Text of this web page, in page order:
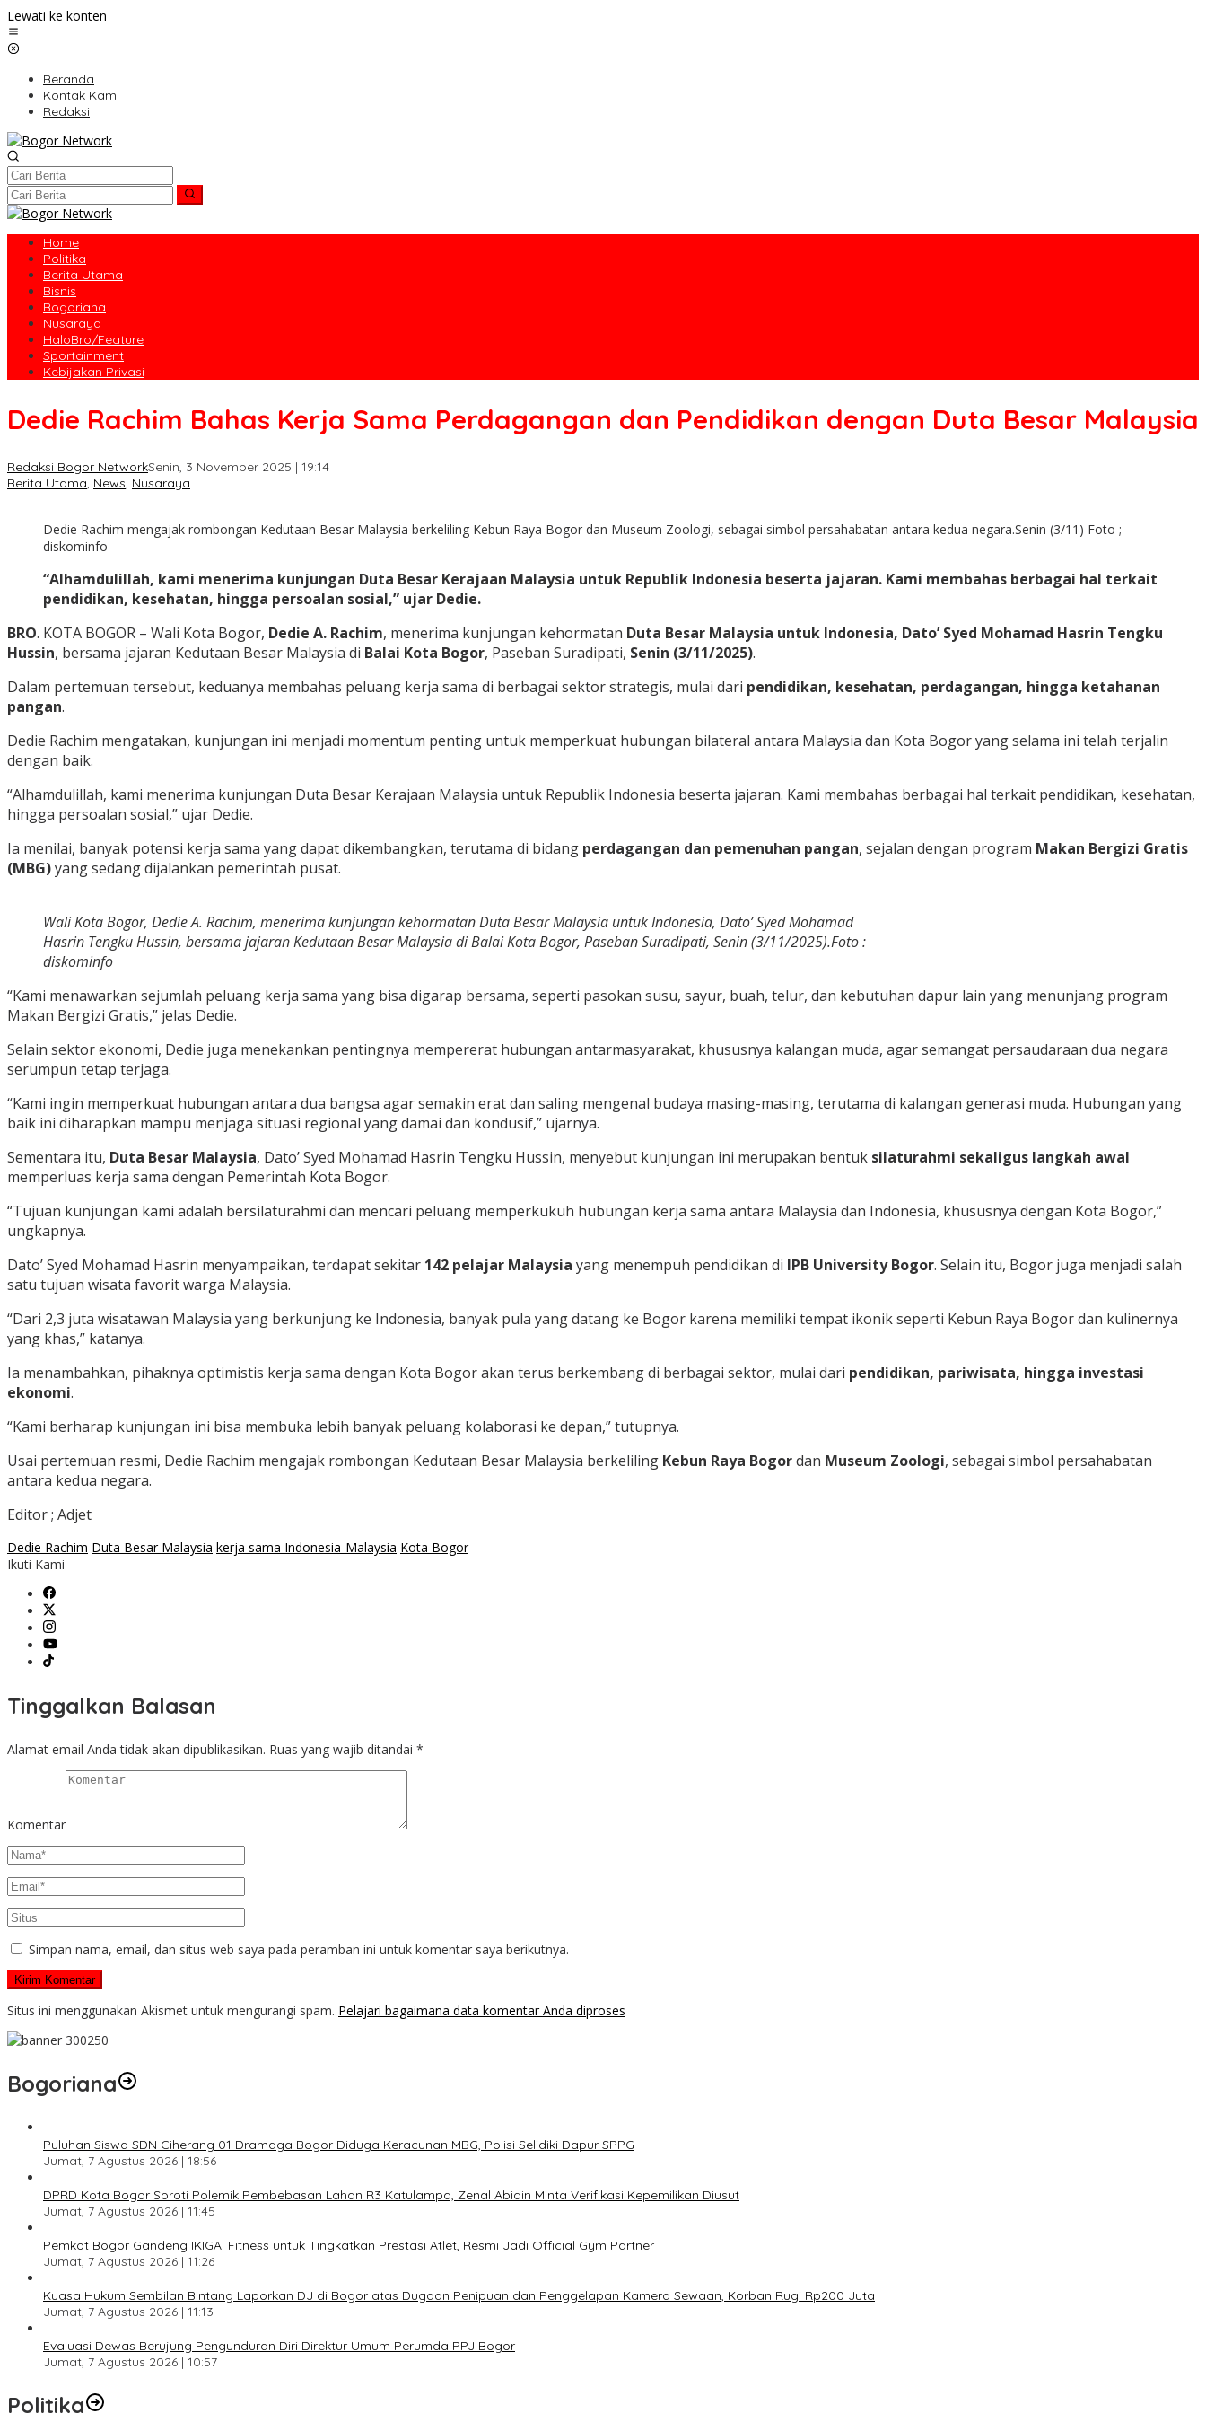
Lewati ke konten
Beranda
Kontak Kami
Redaksi
Home
Politika
Berita Utama
Bisnis
Bogoriana
Nusaraya
HaloBro/Feature
Sportainment
Kebijakan Privasi
Dedie Rachim Bahas Kerja Sama Perdagangan dan Pendidikan dengan Duta Besar Malaysia
Redaksi Bogor NetworkSenin, 3 November 2025 | 19:14
Berita Utama, News, Nusaraya
Dedie Rachim mengajak rombongan Kedutaan Besar Malaysia berkeliling Kebun Raya Bogor dan Museum Zoologi, sebagai simbol persahabatan antara kedua negara.Senin (3/11) Foto ;
diskominfo
“Alhamdulillah, kami menerima kunjungan Duta Besar Kerajaan Malaysia untuk Republik Indonesia beserta jajaran. Kami membahas berbagai hal terkait
pendidikan, kesehatan, hingga persoalan sosial,” ujar Dedie.
BRO. KOTA BOGOR – Wali Kota Bogor, Dedie A. Rachim, menerima kunjungan kehormatan Duta Besar Malaysia untuk Indonesia, Dato’ Syed Mohamad Hasrin Tengku
Hussin, bersama jajaran Kedutaan Besar Malaysia di Balai Kota Bogor, Paseban Suradipati, Senin (3/11/2025).
Dalam pertemuan tersebut, keduanya membahas peluang kerja sama di berbagai sektor strategis, mulai dari pendidikan, kesehatan, perdagangan, hingga ketahanan
pangan.
Dedie Rachim mengatakan, kunjungan ini menjadi momentum penting untuk memperkuat hubungan bilateral antara Malaysia dan Kota Bogor yang selama ini telah terjalin
dengan baik.
“Alhamdulillah, kami menerima kunjungan Duta Besar Kerajaan Malaysia untuk Republik Indonesia beserta jajaran. Kami membahas berbagai hal terkait pendidikan, kesehatan,
hingga persoalan sosial,” ujar Dedie.
Ia menilai, banyak potensi kerja sama yang dapat dikembangkan, terutama di bidang perdagangan dan pemenuhan pangan, sejalan dengan program Makan Bergizi Gratis
(MBG)yang sedang dijalankan pemerintah pusat.
Wali Kota Bogor, Dedie A. Rachim, menerima kunjungan kehormatan Duta Besar Malaysia untuk Indonesia, Dato’ Syed Mohamad
Hasrin Tengku Hussin, bersama jajaran Kedutaan Besar Malaysia di Balai Kota Bogor, Paseban Suradipati, Senin (3/11/2025).Foto :
diskominfo
“Kami menawarkan sejumlah peluang kerja sama yang bisa digarap bersama, seperti pasokan susu, sayur, buah, telur, dan kebutuhan dapur lain yang menunjang program
Makan Bergizi Gratis,” jelas Dedie.
Selain sektor ekonomi, Dedie juga menekankan pentingnya mempererat hubungan antarmasyarakat, khususnya kalangan muda, agar semangat persaudaraan dua negara
serumpun tetap terjaga.
“Kami ingin memperkuat hubungan antara dua bangsa agar semakin erat dan saling mengenal budaya masing-masing, terutama di kalangan generasi muda. Hubungan yang
baik ini diharapkan mampu menjaga situasi regional yang damai dan kondusif,” ujarnya.
Sementara itu, Duta Besar Malaysia, Dato’ Syed Mohamad Hasrin Tengku Hussin, menyebut kunjungan ini merupakan bentuk silaturahmi sekaligus langkah awal
memperluas kerja sama dengan Pemerintah Kota Bogor.
“Tujuan kunjungan kami adalah bersilaturahmi dan mencari peluang memperkukuh hubungan kerja sama antara Malaysia dan Indonesia, khususnya dengan Kota Bogor,”
ungkapnya.
Dato’ Syed Mohamad Hasrin menyampaikan, terdapat sekitar 142 pelajar Malaysia yang menempuh pendidikan di IPB University Bogor. Selain itu, Bogor juga menjadi salah
satu tujuan wisata favorit warga Malaysia.
“Dari 2,3 juta wisatawan Malaysia yang berkunjung ke Indonesia, banyak pula yang datang ke Bogor karena memiliki tempat ikonik seperti Kebun Raya Bogor dan kulinernya
yang khas,” katanya.
Ia menambahkan, pihaknya optimistis kerja sama dengan Kota Bogor akan terus berkembang di berbagai sektor, mulai dari pendidikan, pariwisata, hingga investasi
ekonomi.
“Kami berharap kunjungan ini bisa membuka lebih banyak peluang kolaborasi ke depan,” tutupnya.
Usai pertemuan resmi, Dedie Rachim mengajak rombongan Kedutaan Besar Malaysia berkeliling Kebun Raya Bogordan Museum Zoologi, sebagai simbol persahabatan
antara kedua negara.
Editor ; Adjet
Dedie Rachim Duta Besar Malaysia kerja sama Indonesia-Malaysia Kota Bogor
Ikuti Kami
Tinggalkan Balasan
Alamat email Anda tidak akan dipublikasikan. Ruas yang wajib ditandai *
Komentar
Simpan nama, email, dan situs web saya pada peramban ini untuk komentar saya berikutnya.
Situs ini menggunakan Akismet untuk mengurangi spam. Pelajari bagaimana data komentar Anda diproses
Bogoriana
Puluhan Siswa SDN Ciherang 01 Dramaga Bogor Diduga Keracunan MBG, Polisi Selidiki Dapur SPPG
Jumat, 7 Agustus 2026 | 18:56
DPRD Kota Bogor Soroti Polemik Pembebasan Lahan R3 Katulampa, Zenal Abidin Minta Verifikasi Kepemilikan Diusut
Jumat, 7 Agustus 2026 | 11:45
Pemkot Bogor Gandeng IKIGAI Fitness untuk Tingkatkan Prestasi Atlet, Resmi Jadi Official Gym Partner
Jumat, 7 Agustus 2026 | 11:26
Kuasa Hukum Sembilan Bintang Laporkan DJ di Bogor atas Dugaan Penipuan dan Penggelapan Kamera Sewaan, Korban Rugi Rp200 Juta
Jumat, 7 Agustus 2026 | 11:13
Evaluasi Dewas Berujung Pengunduran Diri Direktur Umum Perumda PPJ Bogor
Jumat, 7 Agustus 2026 | 10:57
Politika